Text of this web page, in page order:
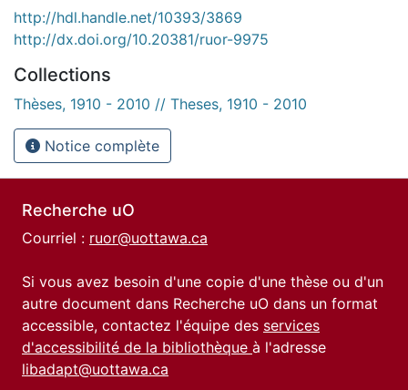
http://hdl.handle.net/10393/3869
http://dx.doi.org/10.20381/ruor-9975
Collections
Thèses, 1910 - 2010 // Theses, 1910 - 2010
Notice complète
Recherche uO
Courriel : ruor@uottawa.ca
Si vous avez besoin d'une copie d'une thèse ou d'un
autre document dans Recherche uO dans un format
accessible, contactez l'équipe des services
d'accessibilité de la bibliothèque à l'adresse
libadapt@uottawa.ca